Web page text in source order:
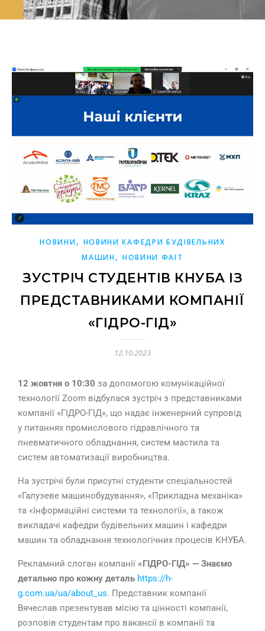
НОВИНИ, НОВИНИ КАФЕДРИ БУДІВЕЛЬНИХ
МАШИН, НОВИНИ ФАІТ
ЗУСТРІЧ СТУДЕНТІВ КНУБА ІЗ
ПРЕДСТАВНИКАМИ КОМПАНІЇ
«ГІДРО-ГІД»
12.10.2023
12 жовтня о 10:30 за допомогою комунікаційної
технології Zoom відбулася зустріч з представниками
компанії «ГІДРО-ГІД», що надає інженерний супровід
у питаннях промислового гідравлічного та
пневматичного обладнання, систем мастила та
систем автоматизації виробництва.
На зустрічі були присутні студенти спеціальностей
«Галузеве машинобудування», «Прикладна механіка»
та «Інформаційні системи та технології», а також
викладачі кафедри будівельних машин і кафедри
машин та обладнання технологічних процесів КНУБА.
Рекламний слоган компанії «ГІДРО-ГІД» — Знаємо
детально про кожну деталь https://h-
g.com.ua/ua/about_us. Представник компанії
Вячеслав презентував місію та цінності компанії,
розповів студентам про вакансії в компанії та